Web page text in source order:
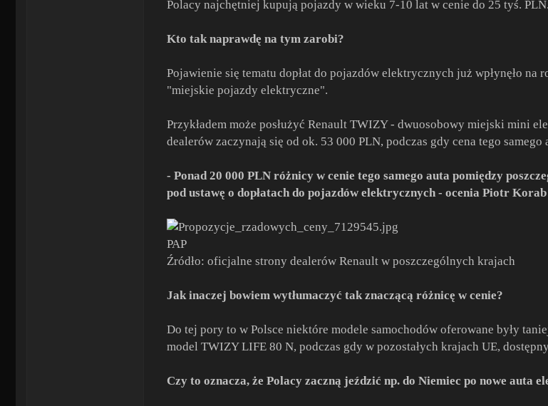
Polacy najchętniej kupują pojazdy w wieku 7-10 lat w cenie do 25 tyś. PLN.
Kto tak naprawdę na tym zarobi?
Pojawienie się tematu dopłat do pojazdów elektrycznych już wpłynęło
"miejskie pojazdy elektryczne".
Przykładem może posłużyć Renault TWIZY - dwuosobowy miejski mini
dealerów zaczynają się od ok. 53 000 PLN, podczas gdy cena tego
- Ponad 20 000 PLN różnicy w cenie tego samego auta pomiędzy
pod ustawę o dopłatach do pojazdów elektrycznych - ocenia Piotr
PAP
Źródło: oficjalne strony dealerów Renault w poszczególnych krajach
Jak inaczej bowiem wytłumaczyć tak znaczącą różnicę w cenie?
Do tej pory to w Polsce niektóre modele samochodów oferowane były
model TWIZY LIFE 80 N, podczas gdy w pozostałych krajach UE,
Czy to oznacza, że Polacy zaczną jeździć np. do Niemiec po nowe auta